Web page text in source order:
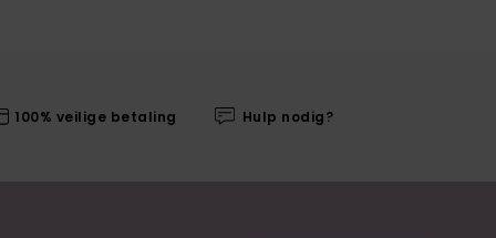
100% veilige betaling Hulp nodig?